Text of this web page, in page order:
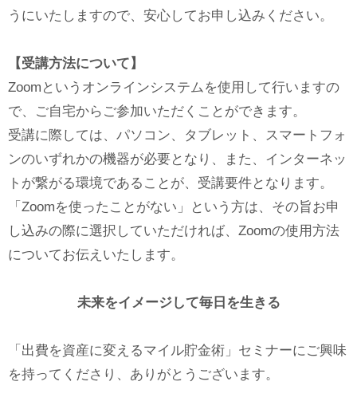
うにいたしますので、安心してお申し込みください。
【受講方法について】
Zoomというオンラインシステムを使用して行いますの
で、ご自宅からご参加いただくことができます。
受講に際しては、パソコン、タブレット、スマートフォ
ンのいずれかの機器が必要となり、また、インターネッ
トが繋がる環境であることが、受講要件となります。
「Zoomを使ったことがない」という方は、その旨お申
し込みの際に選択していただければ、Zoomの使用方法
についてお伝えいたします。
未来をイメージして毎日を生きる
「出費を資産に変えるマイル貯金術」セミナーにご興味
を持ってくださり、ありがとうございます。